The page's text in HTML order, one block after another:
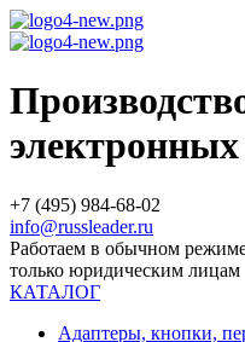
+7 (495) 984-68-02
info@russleader.ru
Работаем в обычном
только юридическим лицам
КАТАЛОГ
Адаптеры, кнопки,